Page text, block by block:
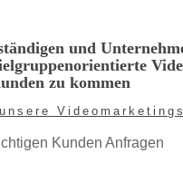
und
zu kommen
Kunden Anfragen